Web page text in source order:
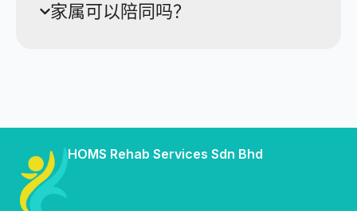
家属可以陪同吗？
HOMS Rehab Services Sdn Bhd